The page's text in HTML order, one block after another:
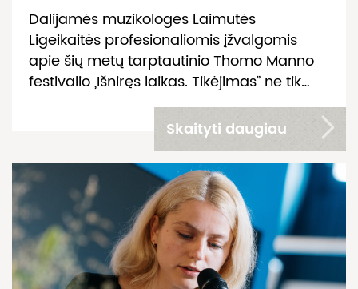
Dalijamės muzikologės Laimutės
Ligeikaitės profesionaliomis įžvalgomis
apie šių metų tarptautinio Thomo Manno
festivalio „Išniręs laikas. Tikėjimas” ne tik…
Skaityti daugiau